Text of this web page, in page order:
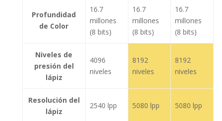
Profundidad
de Color
16.7
millones
(8 bits)
16.7
millones
(8 bits)
16.7
millones
(8 bits)
Niveles de
presión del
lápiz
4096
niveles
8192
niveles
8192
niveles
Resolución del
lápiz
2540 lpp 5080 lpp 5080 lpp